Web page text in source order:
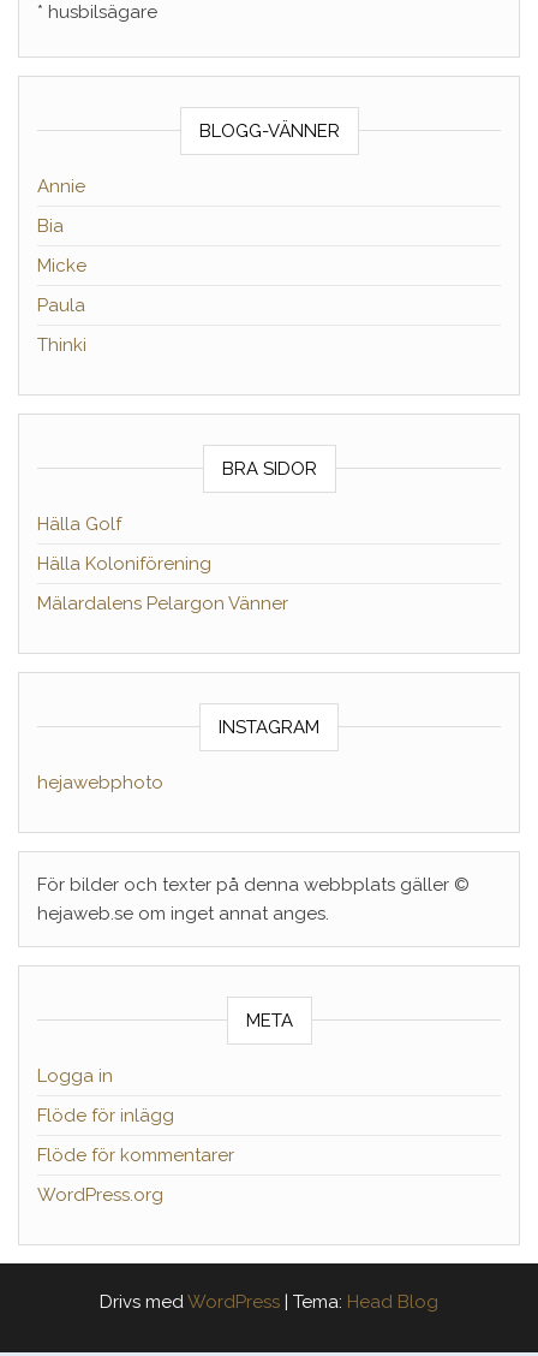
* husbilsägare
BLOGG-VÄNNER
Annie
Bia
Micke
Paula
Thinki
BRA SIDOR
Hälla Golf
Hälla Koloniförening
Mälardalens Pelargon Vänner
INSTAGRAM
hejawebphoto
För bilder och texter på denna webbplats gäller ©
hejaweb.se om inget annat anges.
META
Logga in
Flöde för inlägg
Flöde för kommentarer
WordPress.org
Drivs medWordPress | Tema: Head Blog